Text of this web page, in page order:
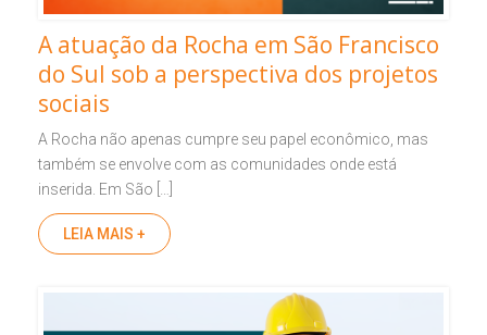
A atuação da Rocha em São Francisco
do Sul sob a perspectiva dos projetos
sociais
A Rocha não apenas cumpre seu papel econômico, mas
também se envolve com as comunidades onde está
inserida. Em São […]
LEIA MAIS +